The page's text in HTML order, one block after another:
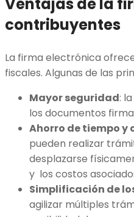
contribuyentes
La firma electrónica
fiscales. Algunas de las
Mayor seguridad:
los documentos
Ahorro de tiempo y
pueden realizar
desplazarse
y los costos
Simplificación de
agilizar múltiples